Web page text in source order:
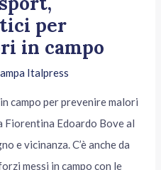
per
in campo
Italpress
campo per prevenire malori
Fiorentina Edoardo Bove al
e vicinanza. C’è anche da
messi in campo con le